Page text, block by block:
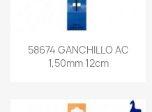
58674 GANCHILLO AC
1,50mm 12cm